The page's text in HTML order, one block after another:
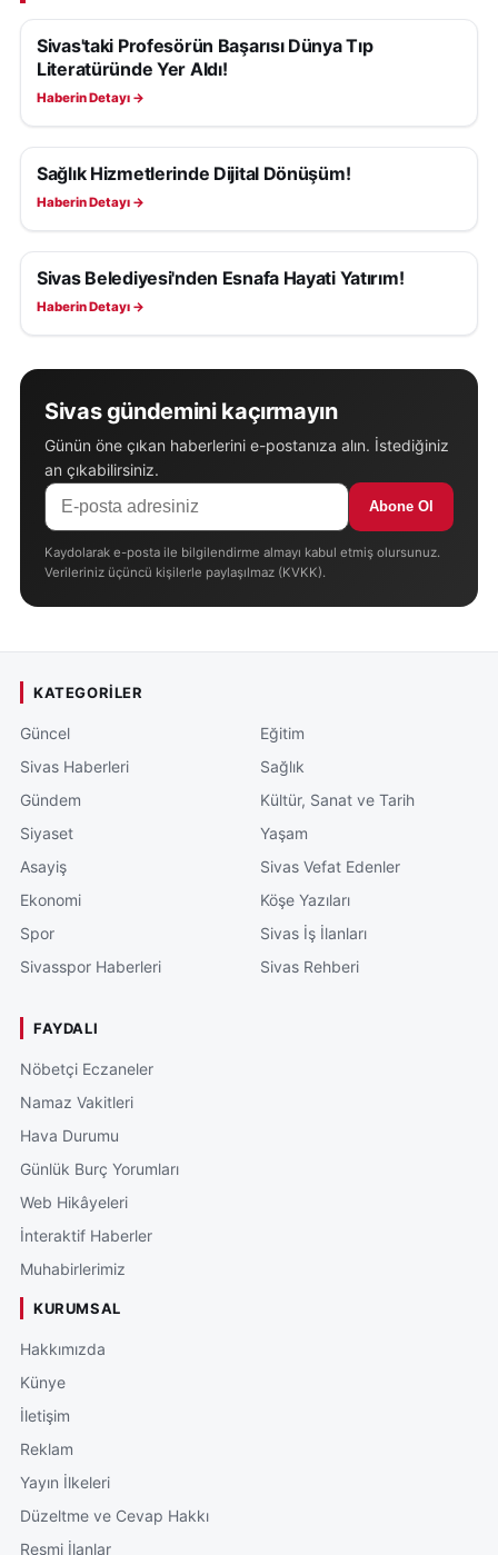
SAĞLIK
Sivas'taki Profesörün Başarısı Dünya Tıp
Literatüründe Yer Aldı!
Haberin Detayı →
SAĞLIK
Sağlık Hizmetlerinde Dijital Dönüşüm!
Haberin Detayı →
SAĞLIK
Sivas Belediyesi'nden Esnafa Hayati Yatırım!
Haberin Detayı →
Sivas gündemini kaçırmayın
Günün öne çıkan haberlerini e-postanıza alın. İstediğiniz
an çıkabilirsiniz.
Abone Ol
Kaydolarak e-posta ile bilgilendirme almayı kabul etmiş olursunuz.
Verileriniz üçüncü kişilerle paylaşılmaz (KVKK).
KATEGORILER
Güncel
Sivas Haberleri
Gündem
Siyaset
Asayiş
Ekonomi
Spor
Sivasspor Haberleri
Eğitim
Sağlık
Kültür, Sanat ve Tarih
Yaşam
Sivas Vefat Edenler
Köşe Yazıları
Sivas İş İlanları
Sivas Rehberi
FAYDALI
Nöbetçi Eczaneler
Namaz Vakitleri
Hava Durumu
Günlük Burç Yorumları
Web Hikâyeleri
İnteraktif Haberler
Muhabirlerimiz
KURUMSAL
Hakkımızda
Künye
İletişim
Reklam
Yayın İlkeleri
Düzeltme ve Cevap Hakkı
Resmi İlanlar